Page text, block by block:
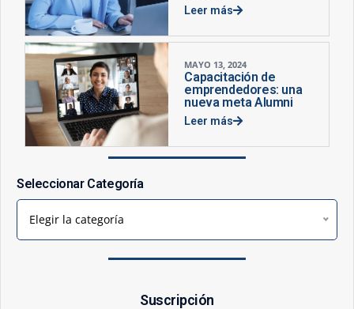
Leer más
MAYO 13, 2024
Capacitación de
emprendedores: una
nueva meta Alumni
Leer más
Seleccionar Categoría
Elegir la categoría
Suscripción